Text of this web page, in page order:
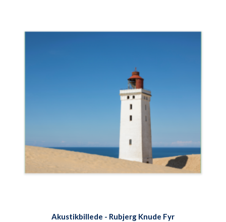
Akustikbillede - Rubjerg Knude Fyr